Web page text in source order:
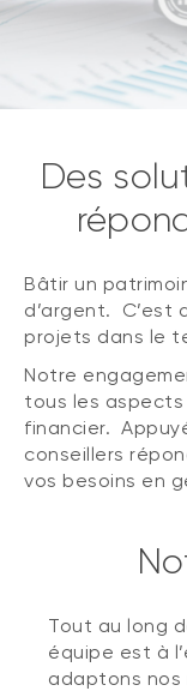
Des
Bâtir un
d’argent. C’est
projets dans le
Notre
tous les
financier.
conseillers
vos besoins en
Tout au long
équipe est à
adaptons nos